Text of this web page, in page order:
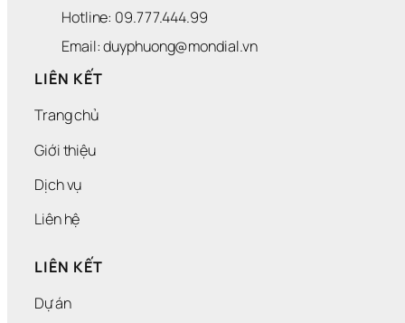
Hotline: 09.777.444.99
Email: duyphuong@mondial.vn
LIÊN KẾT
Trang chủ
Giới thiệu
Dịch vụ
Liên hệ
LIÊN KẾT
Dự án